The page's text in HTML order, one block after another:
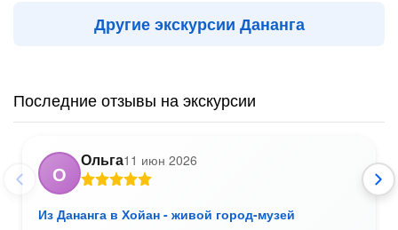
Другие экскурсии Дананга
Последние отзывы на экскурсии
О
Ольга11 июн 2026
Из Дананга в Хойан - живой город-музей